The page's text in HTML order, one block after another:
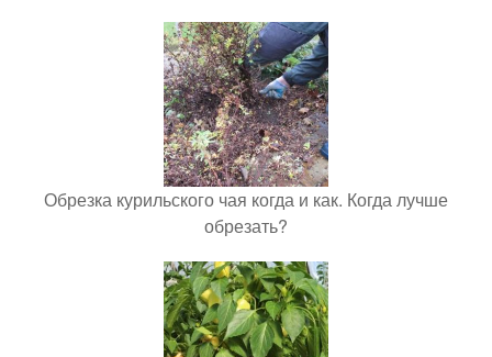
Обрезка курильского чая когда и как. Когда лучше
обрезать?